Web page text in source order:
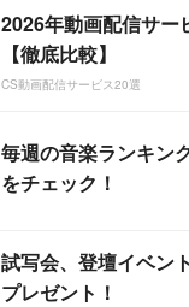
2026年動画配信サー
【徹底比較】
CS動画配信サービス20選
毎週の音楽ランキン
をチェック！
試写会、登壇イベン
プレゼント！